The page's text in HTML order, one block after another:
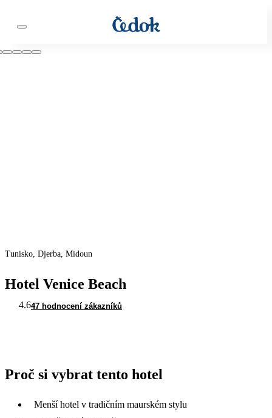
Tunisko, Djerba, Midoun
Hotel Venice Beach
4.647 hodnocení zákazníků
Proč si vybrat tento hotel
Menší hotel v tradičním maurském stylu